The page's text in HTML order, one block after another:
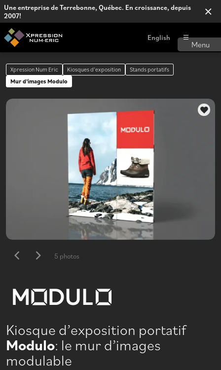
Une entreprise de Terrebonne, Québec. En croissance, depuis
2007!
English
Xpression Num Eric Kiosques d’exposition
Stands portatifs
Mur d’images Modulo
5 photos
Kiosque d’exposition portatif
Modulo: le mur d’images
modulable